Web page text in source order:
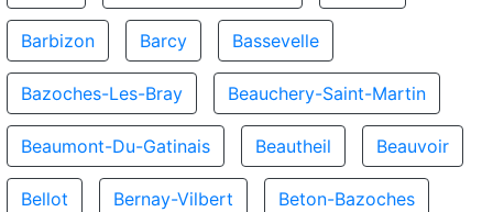
Barbizon Barcy Bassevelle
Bazoches-Les-Bray Beauchery-Saint-Martin
Beaumont-Du-Gatinais Beautheil Beauvoir
Bellot Bernay-Vilbert Beton-Bazoches